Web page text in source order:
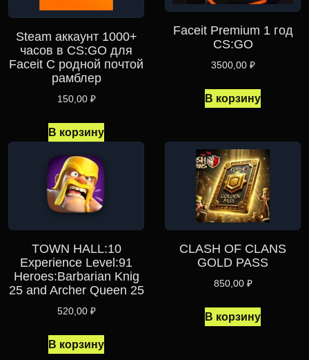
Steam аккаунт 1000+
часов в CS:GO для
Faceit С родной почтой
рамблер
150,00 ₽
В корзину
Faceit Premium 1 год
CS:GO
3500,00 ₽
В корзину
TOWN HALL:10
Experience Level:91
Heroes:Barbarian Knig
25 and Archer Queen 25
520,00 ₽
В корзину
CLASH OF CLANS
GOLD PASS
850,00 ₽
В корзину